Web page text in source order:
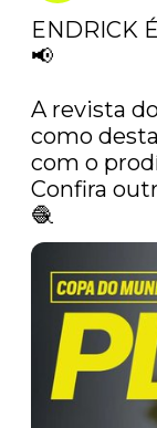
ENDRICK
📢
A revista
como
com o
Confira
🧶